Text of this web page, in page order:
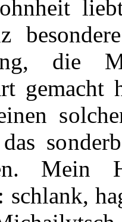
die
gemacht
Mein
schlank,